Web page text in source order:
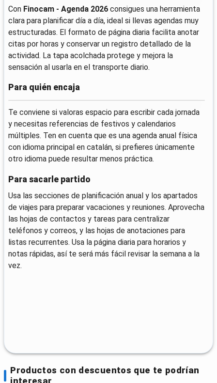
Con Finocam - Agenda 2026 consigues una herramienta
clara para planificar día a día, ideal si llevas agendas muy
estructuradas. El formato de página diaria facilita anotar
citas por horas y conservar un registro detallado de la
actividad. La tapa acolchada protege y mejora la
sensación al usarla en el transporte diario.
Para quién encaja
Te conviene si valoras espacio para escribir cada jornada
y necesitas referencias de festivos y calendarios
múltiples. Ten en cuenta que es una agenda anual física
con idioma principal en catalán, si prefieres únicamente
otro idioma puede resultar menos práctica.
Para sacarle partido
Usa las secciones de planificación anual y los apartados
de viajes para preparar vacaciones y reuniones. Aprovecha
las hojas de contactos y tareas para centralizar
teléfonos y correos, y las hojas de anotaciones para
listas recurrentes. Usa la página diaria para horarios y
notas rápidas, así te será más fácil revisar la semana a la
vez.
Productos con descuentos que te podrían
interesar